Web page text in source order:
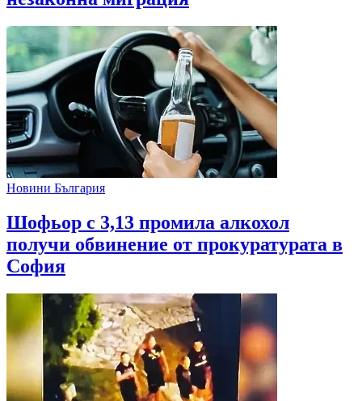
Новини България
Шофьор с 3,13 промила алкохол
получи обвинение от прокуратурата в
София